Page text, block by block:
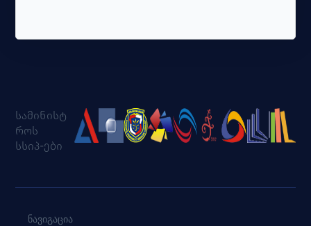
სამინისტ
როს
სსიპ-ები
ᲜᲐᲕᲘᲒᲐᲪᲘᲐ